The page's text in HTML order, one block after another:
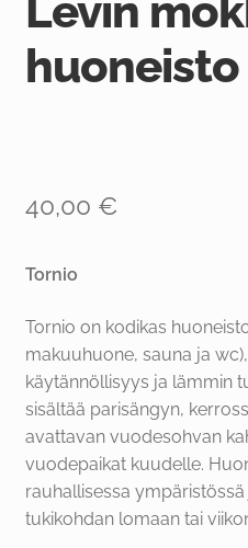
Levin
huoneisto
40,00 €
Tornio
Tornio on kodikas
makuuhuone, sauna ja
käytännöllisyys ja lämmin
sisältää parisängyn,
avattavan vuodesohvan
vuodepaikat kuudelle.
rauhallisessa
tukikohdan lomaan tai